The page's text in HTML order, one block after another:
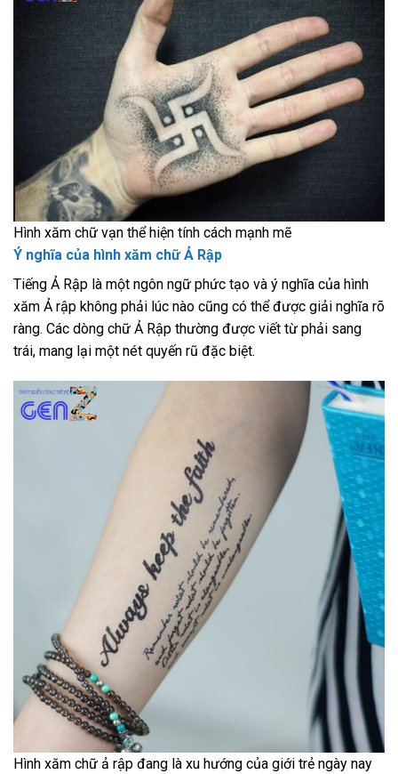
Hình xăm chữ vạn thể hiện tính cách mạnh mẽ
Ý nghĩa của hình xăm chữ Ả Rập
Tiếng Ả Rập là một ngôn ngữ phức tạo và ý nghĩa của hình
xăm Ả rập không phải lúc nào cũng có thể được giải nghĩa rõ
ràng. Các dòng chữ Ả Rập thường được viết từ phải sang
trái, mang lại một nét quyến rũ đặc biệt.
Hình xăm chữ ả rập đang là xu hướng của giới trẻ ngày nay